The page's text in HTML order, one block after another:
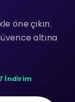
öne çıkın.
altına
İndirim